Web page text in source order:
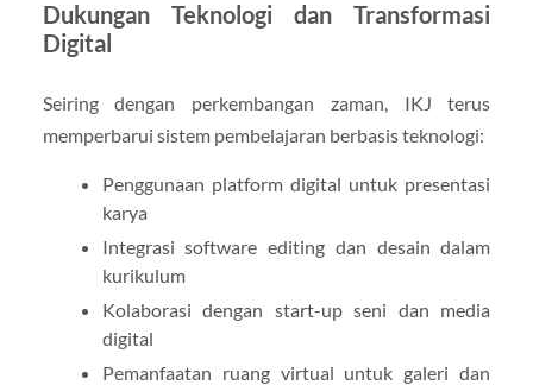
Dukungan Teknologi dan Transformasi
Digital
Seiring dengan perkembangan zaman, IKJ terus
memperbarui sistem pembelajaran berbasis teknologi:
Penggunaan platform digital untuk presentasi
karya
Integrasi software editing dan desain dalam
kurikulum
Kolaborasi dengan start-up seni dan media
digital
Pemanfaatan ruang virtual untuk galeri dan